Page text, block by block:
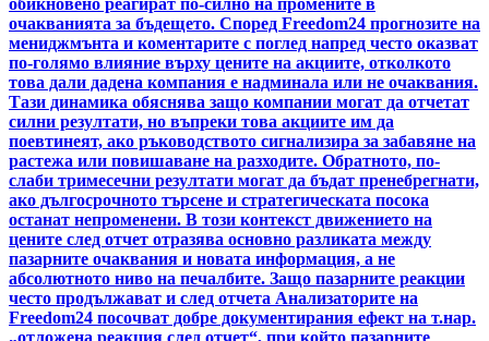
обикновено реагират по-силно на промените в
очакванията за бъдещето. Според Freedom24 прогнозите на
мениджмънта и коментарите с поглед напред често оказват
по-голямо влияние върху цените на акциите, отколкото
това дали дадена компания е надминала или не очаквания.
Тази динамика обяснява защо компании могат да отчетат
силни резултати, но въпреки това акциите им да
поевтинеят, ако ръководството сигнализира за забавяне на
растежа или повишаване на разходите. Обратното, по-
слаби тримесечни резултати могат да бъдат пренебрегнати,
ако дългосрочното търсене и стратегическата посока
останат непроменени. В този контекст движението на
цените след отчет отразява основно разликата между
пазарните очаквания и новата информация, а не
абсолютното ниво на печалбите. Защо пазарните реакции
често продължават и след отчета Анализаторите на
Freedom24 посочват добре документирания ефект на т.нар.